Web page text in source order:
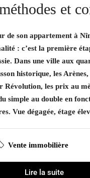
et
de son appartement à
: c’est la première
Dans une ville aux
historique, les
Révolution, les prix au
simple au double en
Vue dégagée, étage
Vente immobilière
Lire la suite